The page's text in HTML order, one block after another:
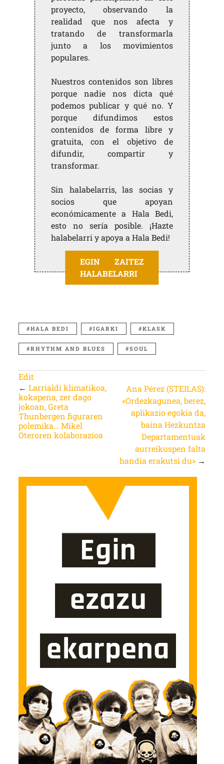
proyecto, observando la
realidad que nos afecta y
tratando de transformarla
junto a los movimientos
populares.
Nuestros contenidos son libres
porque nadie nos dicta qué
podemos publicar y qué no. Y
porque difundimos estos
contenidos de forma libre y
gratuita, con el objetivo de
difundir, compartir y
transformar.
Sin halabelarris, las socias y
socios que apoyan
económicamente a Hala Bedi,
esto no sería posible. ¡Hazte
halabelarri y apoya a Hala Bedi!
EGIN ZAITEZ
HALABELARRI
HALA BEDI IGARKI KLASK
RHYTHM AND BLUES SOUL
Edit
← Larrialdi klimatikoa,
kokapena, zer dago
jokoan, Greta
Thunbergen figuraren
polemika… Mikel
Oteroren kolaborazioa
Ana Pérez (STEILAS):
«Ordezkagunea, berez,
aplikazio egokia da,
baina Hezkuntza
Departamentuak
aurreikuspen falta
handia erakutsi du» →